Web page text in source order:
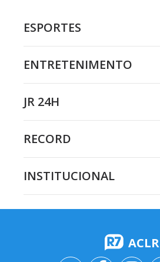
ESPORTES
ENTRETENIMENTO
JR 24H
RECORD
INSTITUCIONAL
ACLR